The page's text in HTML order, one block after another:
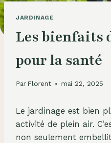
JARDINAGE
Les bienfaits
pour la santé
Par Florent mai 22, 2025
Le jardinage est bien
activité de plein air.
non seulement